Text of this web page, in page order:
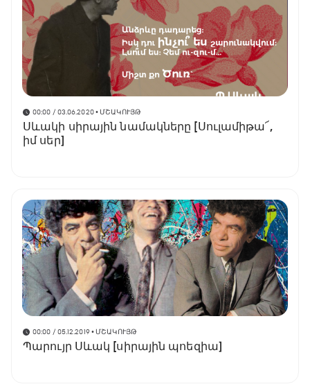
00:00 / 03.06.2020• ՄՇԱԿՈՒՅԹ
Սևակի սիրային նամակները [Սուլամիթա՜,
իմ սեր]
00:00 / 05.12.2019• ՄՇԱԿՈՒՅԹ
Պարույր Սևակ [սիրային պոեզիա]